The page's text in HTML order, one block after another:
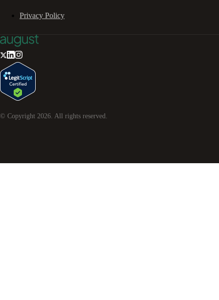
Privacy Policy
© Copyright 2026. All rights reserved.